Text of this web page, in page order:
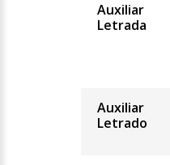
Auxiliar
Letrada
Auxiliar
Letrado